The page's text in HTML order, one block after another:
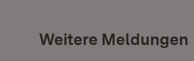
Weitere Meldungen